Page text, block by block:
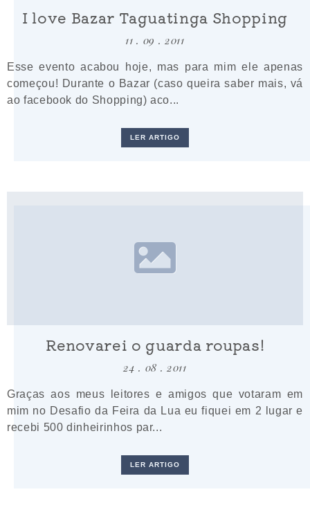
I love Bazar Taguatinga Shopping
11 . 09 . 2011
Esse evento acabou hoje, mas para mim ele apenas
começou! Durante o Bazar (caso queira saber mais, vá
ao facebook do Shopping) aco...
LER ARTIGO
Renovarei o guarda roupas!
24 . 08 . 2011
Graças aos meus leitores e amigos que votaram em
mim no Desafio da Feira da Lua eu fiquei em 2 lugar e
recebi 500 dinheirinhos par...
LER ARTIGO